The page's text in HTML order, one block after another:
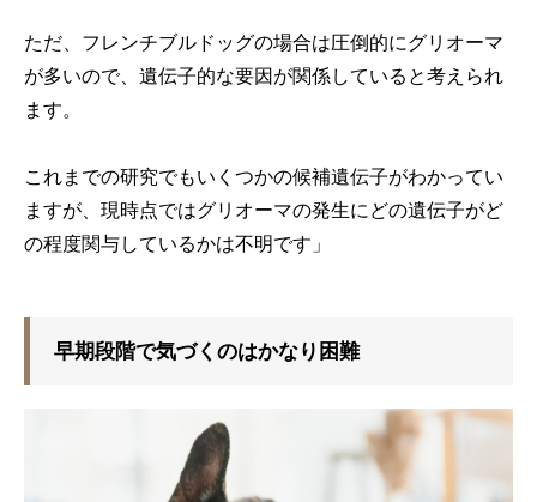
ただ、フレンチブルドッグの場合は圧倒的にグリオーマ
が多いので、遺伝子的な要因が関係していると考えられ
ます。
これまでの研究でもいくつかの候補遺伝子がわかってい
ますが、現時点ではグリオーマの発生にどの遺伝子がど
の程度関与しているかは不明です」
早期段階で気づくのはかなり困難